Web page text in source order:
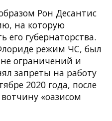
Рон Десантис
на которую
его губернаторства.
режим ЧС, был
ограничений и
запреты на работу
2020 года, после
«оазисом